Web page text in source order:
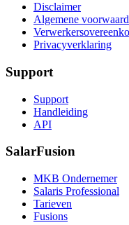
Disclaimer
Algemene
Privacyverklaring
Support
Support
Handleiding
API
SalarFusion
MKB Ondernemer
Salaris Professional
Tarieven
Fusions